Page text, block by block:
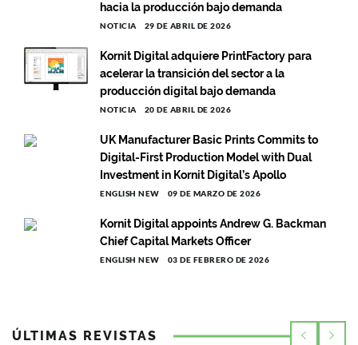
hacia la producción bajo demanda
NOTICIA 29 DE ABRIL DE 2026
Kornit Digital adquiere PrintFactory para
acelerar la transición del sector a la
producción digital bajo demanda
NOTICIA 20 DE ABRIL DE 2026
UK Manufacturer Basic Prints Commits to
Digital-First Production Model with Dual
Investment in Kornit Digital’s Apollo
ENGLISH NEW 09 DE MARZO DE 2026
Kornit Digital appoints Andrew G. Backman
Chief Capital Markets Officer
ENGLISH NEW 03 DE FEBRERO DE 2026
ÚLTIMAS REVISTAS